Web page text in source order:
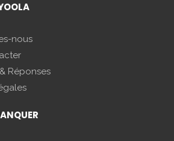
nous
Réponses